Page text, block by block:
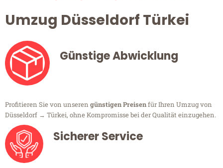
Umzug Düsseldorf Türkei
Günstige Abwicklung
Profitieren Sie von unseren günstigen Preisenfür Ihren Umzug von
Düsseldorf → Türkei, ohne Kompromisse bei der Qualität einzugehen.
Sicherer Service